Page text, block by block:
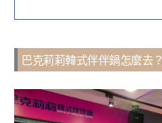
巴克莉莉韓式伴伴鍋怎麼去？